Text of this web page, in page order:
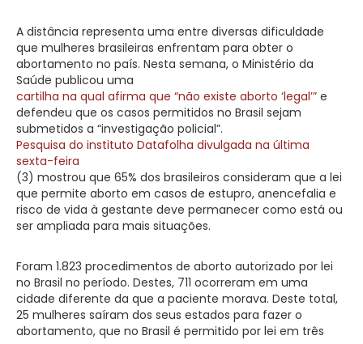
A distância representa uma entre diversas dificuldade
que mulheres brasileiras enfrentam para obter o
abortamento no país. Nesta semana, o Ministério da
Saúde publicou uma
cartilha na qual afirma que “não existe aborto ‘legal’” e
defendeu que os casos permitidos no Brasil sejam
submetidos a “investigação policial”.
Pesquisa do instituto Datafolha divulgada na última
sexta-feira
(3) mostrou que 65% dos brasileiros consideram que a lei
que permite aborto em casos de estupro, anencefalia e
risco de vida à gestante deve permanecer como está ou
ser ampliada para mais situações.
Foram 1.823 procedimentos de aborto autorizado por lei
no Brasil no período. Destes, 711 ocorreram em uma
cidade diferente da que a paciente morava. Deste total,
25 mulheres saíram dos seus estados para fazer o
abortamento, que no Brasil é permitido por lei em três